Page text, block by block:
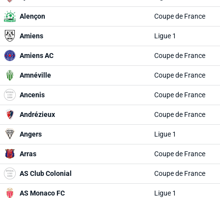
Alençon Coupe de France
Amiens Ligue 1
Amiens AC Coupe de France
Amnéville Coupe de France
Ancenis Coupe de France
Andrézieux Coupe de France
Angers Ligue 1
Arras Coupe de France
AS Club Colonial Coupe de France
AS Monaco FC Ligue 1